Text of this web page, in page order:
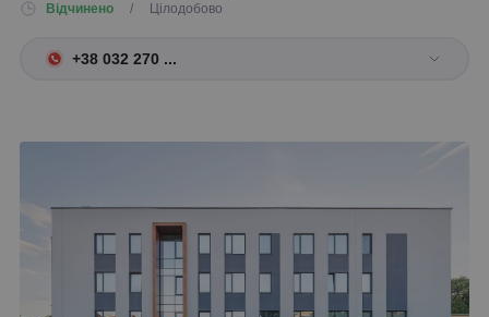
Відчинено
/ Цілодобово
+38 032 270 ...